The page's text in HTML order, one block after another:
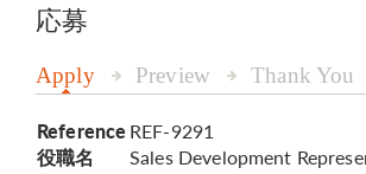
応募
Apply Preview Thank You
Reference REF-9291
役職名
Sales Development